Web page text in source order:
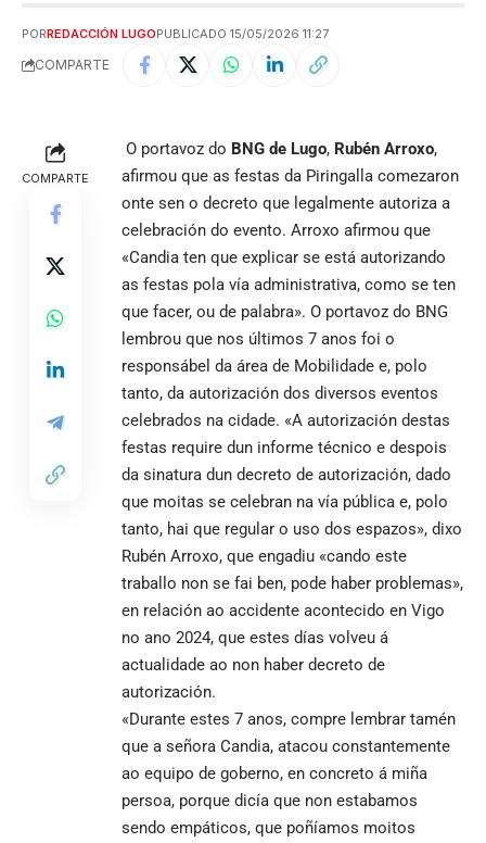
PORREDACCIÓN LUGOPUBLICADO 15/05/2026 11:27
COMPARTE
COMPARTE
O portavoz do BNG de Lugo, Rubén Arroxo,
afirmou que as festas da Piringalla comezaron
onte sen o decreto que legalmente autoriza a
celebración do evento. Arroxo afirmou que
«Candia ten que explicar se está autorizando
as festas pola vía administrativa, como se ten
que facer, ou de palabra». O portavoz do BNG
lembrou que nos últimos 7 anos foi o
responsábel da área de Mobilidade e, polo
tanto, da autorización dos diversos eventos
celebrados na cidade. «A autorización destas
festas require dun informe técnico e despois
da sinatura dun decreto de autorización, dado
que moitas se celebran na vía pública e, polo
tanto, hai que regular o uso dos espazos», dixo
Rubén Arroxo, que engadiu «cando este
traballo non se fai ben, pode haber problemas»,
en relación ao accidente acontecido en Vigo
no ano 2024, que estes días volveu á
actualidade ao non haber decreto de
autorización.
«Durante estes 7 anos, compre lembrar tamén
que a señora Candia, atacou constantemente
ao equipo de goberno, en concreto á miña
persoa, porque dicía que non estabamos
sendo empáticos, que poñíamos moitos